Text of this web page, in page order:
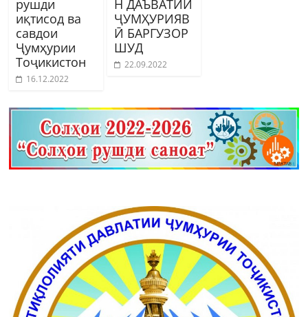
рушди
иқтисод ва
савдои
Ҷумҳурии
Тоҷикистон
16.12.2022
Н ДАЪВАТИИ
ҶУМҲУРИЯВ
Ӣ БАРГУЗОР
ШУД
22.09.2022